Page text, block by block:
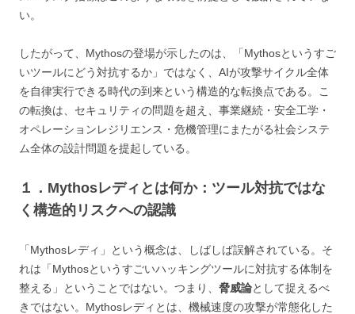
い。
したがって、Mythosの登場が示したのは、「Mythosというすご
いツールにどう対抗するか」ではなく、AIが攻撃サイクル全体
を自律実行できる時代の到来という構造的な転換点である。こ
の転換は、セキュリティの問題を超え、事業継続・安全工学・
オペレーションレジリエンス・危機管理にまたがる社会システ
ム全体の設計問題を提起している。
１．Mythosレディとは何か：ツール対抗ではな
く構造的リスクへの認識
「Mythosレディ」という概念は、しばしば誤解されている。そ
れは「Mythosというすごいハッキングツールに対抗する体制を
整える」ということではない。つまり、 脅威論として捉えるべ
きではない。Mythosレディとは、機械速度の攻撃が常態化した